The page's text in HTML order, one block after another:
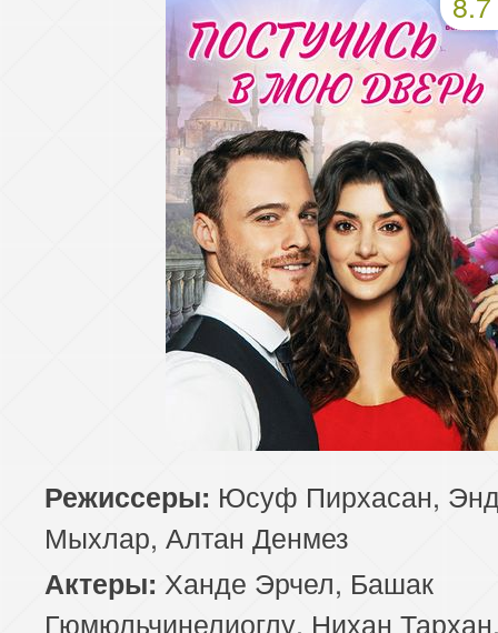
54 серия
55 серия
58 серия
59 серия
62 серия
63 серия
66 серия
67 серия
70 серия
71 серия
74 серия
75 серия
78 серия
79 серия
82 серия
83 серия
85 серия
86 серия
87 серия
89 серия
90 серия
93 серия
94 серия
95 серия
Режиссеры: Юсуф Пирхасан,
Мыхлар, Алтан Денмез
Актеры: Ханде Эрчел, Башак
Гюмюльчинелиоглу, Нихан